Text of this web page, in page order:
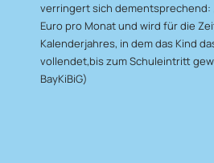
verringert sich dementsprechend:
Euro pro Monat und wird für die
Kalenderjahres, in dem das Kind
vollendet,bis zum Schuleintritt
BayKiBiG)